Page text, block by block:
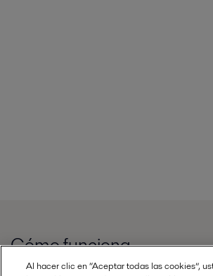
Cómo funciona
Al hacer clic en “Aceptar todas las cookies”,